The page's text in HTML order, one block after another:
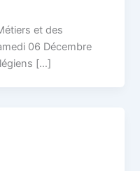
et des
06 Décembre
[…]